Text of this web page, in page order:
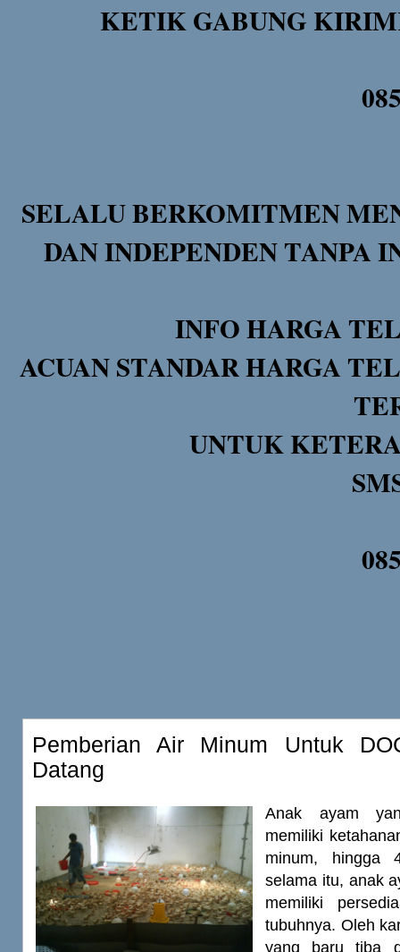
KETIK GABUNG
SELALU BERKOMITMEN
DAN INDEPENDEN TANPA
INFO HARGA
ACUAN STANDAR HARGA
UNTUK
Pemberian Air Minum Untuk
Datang
Anak ayam
memiliki
minum, hingga
selama itu, anak
memiliki
tubuhnya. Oleh
yang baru tiba